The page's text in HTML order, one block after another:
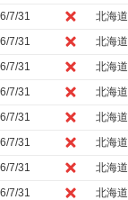
7/31
北海道
7/31
北海道
7/31
北海道
7/31
北海道
7/31
北海道
7/31
北海道
7/31
北海道
7/31
北海道